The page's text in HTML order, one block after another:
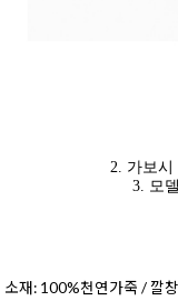
2. 가보시
3. 모
소재: 100%천연가죽 / 깔